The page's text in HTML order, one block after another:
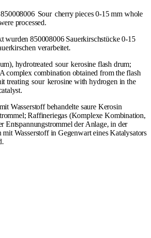
Sour cherry pieces 0-15 mm whole
processed.
wurden 850008006 Sauerkirschstücke 0-15
verarbeitet.
hydrotreated sour kerosine flash drum;
complex combination obtained from the flash
treating sour kerosine with hydrogen in the
Wasserstoff behandelte saure Kerosin
Raffineriegas (Komplexe Kombination,
Entspannungstrommel der Anlage, in der
mit Wasserstoff in Gegenwart eines Katalysators